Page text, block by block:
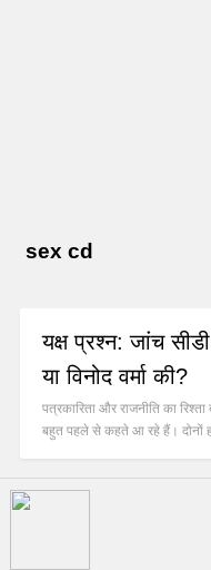
sex cd
यक्ष प्रश्न: जांच
या विनोद वर्मा की?
पत्रकारिता और राजनीति का रिश्ता
बहुत पहले से कहते आ रहे हैं। दोनों